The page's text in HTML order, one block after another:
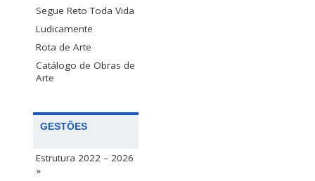
Segue Reto Toda Vida
Ludicamente
Rota de Arte
Catálogo de Obras de
Arte
GESTÕES
Estrutura 2022 – 2026
»